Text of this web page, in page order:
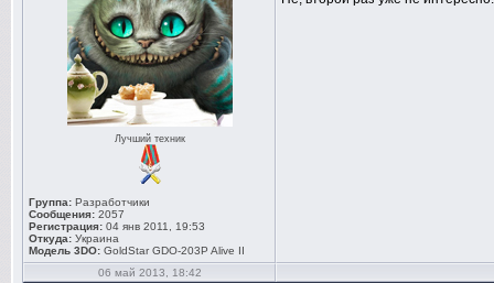
Лучший техник
Группа: Разработчики
Сообщения: 2057
Регистрация: 04 янв 2011, 19:53
Откуда: Украина
Модель 3DO: GoldStar GDO-203P Alive II
06 май 2013, 18:42